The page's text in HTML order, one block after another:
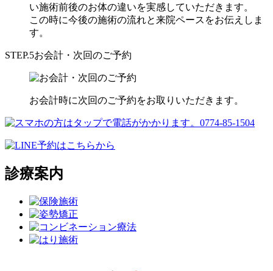
い施術前後のお体の違いを実感していただきます。
この時に今後の施術の流れと来院ペースをお伝えしま
す。
STEP.5お会計・次回のご予約
お会計時に次回のご予約をお取りいただきます。
診療案内